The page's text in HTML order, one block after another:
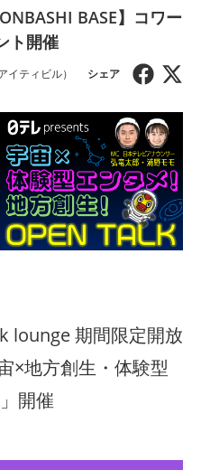
BASE】コワー
ト開催
イティビル）
lounge 期間限定開放
×地方創生・体験型
開催